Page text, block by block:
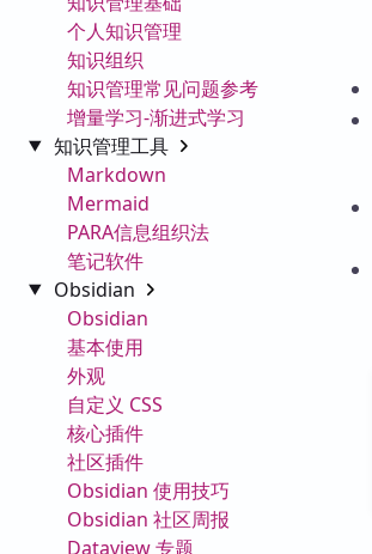
个人知识管理
知识组织
知识管理常见问题参考
增量学习-渐进式学习
知识管理工具
Markdown
Mermaid
PARA信息组织法
笔记软件
Obsidian
Obsidian
基本使用
外观
自定义 CSS
核心插件
社区插件
Obsidian 使用技巧
Obsidian 社区周报
Dataview 专题